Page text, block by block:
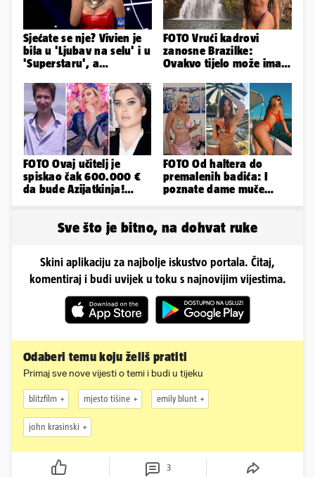
Sjećate se nje? Vivien je
bila u 'Ljubav na selu' i u
'Superstaru', a
izgleda
FOTO Vrući kadrovi
zanosne Brazilke:
Ovakvo tijelo može imati
FOTO Ovaj učitelj je
spiskao čak 600.000 €
da bude Azijatkinja!
FOTO Od haltera do
premalenih badića: I
poznate dame muče
Sve što je bitno, na dohvat ruke
Skini aplikaciju za najbolje iskustvo portala. Čitaj,
komentiraj i budi uvijek u toku s najnovijim vijestima.
Odaberi temu koju želiš pratiti
Primaj sve nove vijesti o temi i budi u tijeku
blitzfilm mjesto tišine emily blunt
john krasinski
3